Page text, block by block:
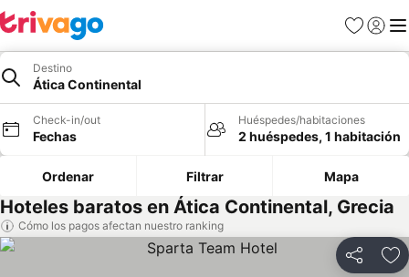
Favoritos
Iniciar
Destino
Ática Continental
Check-in/out
Fechas
Huéspedes/habitaciones
2 huéspedes, 1 habitación
Ordenar Filtrar Mapa
Hoteles baratos en Ática Continental, Grecia
Cómo los pagos afectan nuestro ranking
Compartir